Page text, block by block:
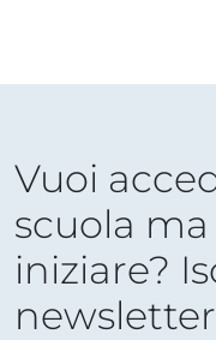
Vuoi
scuola
iniziare?